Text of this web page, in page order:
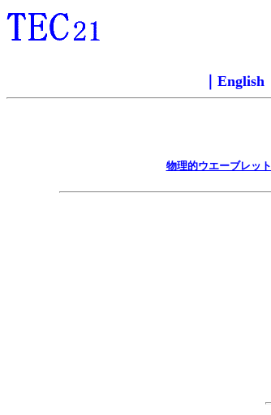
English
物理的ウエーブレット